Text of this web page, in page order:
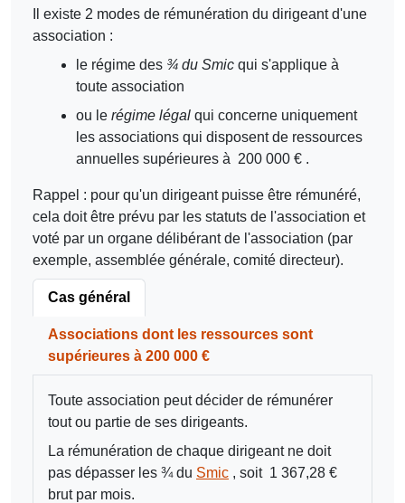
Il existe 2 modes de rémunération du dirigeant d'une
association :
le régime des ¾ du Smic qui s'applique à
toute association
ou le régime légal qui concerne uniquement
les associations qui disposent de ressources
annuelles supérieures à 200 000 € .
Rappel : pour qu'un dirigeant puisse être rémunéré,
cela doit être prévu par les statuts de l'association et
voté par un organe délibérant de l'association (par
exemple, assemblée générale, comité directeur).
Cas général
Associations dont les ressources sont
supérieures à 200 000 €
Toute association peut décider de rémunérer
tout ou partie de ses dirigeants.
La rémunération de chaque dirigeant ne doit
pas dépasser les ¾ du Smic , soit 1 367,28 €
brut par mois.